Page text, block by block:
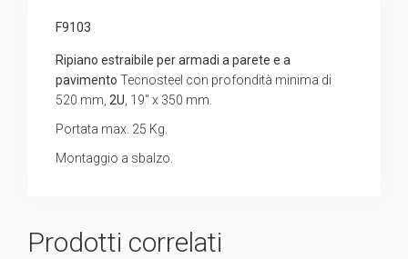
F9103
Ripiano estraibile per armadi a parete e a
pavimento Tecnosteel con profondità minima di
520 mm, 2U , 19″ x 350 mm.
Portata max. 25 Kg.
Montaggio a sbalzo.
Prodotti correlati